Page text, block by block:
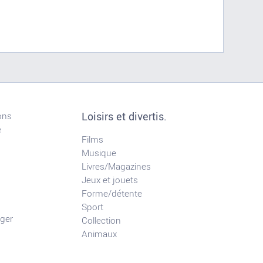
Loisirs et divertis.
Films
Musique
Livres/Magazines
Jeux et jouets
Forme/détente
Sport
Collection
Animaux